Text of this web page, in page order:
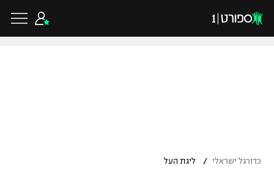
כדורגל ישראלי / ליגת העל